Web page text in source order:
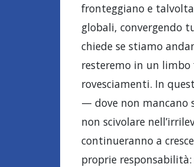
fronteggiano e
globali, convergendo
chiede se stiamo
resteremo in un
rovesciamenti. In
— dove non mancano
non scivolare
continueranno a
proprie